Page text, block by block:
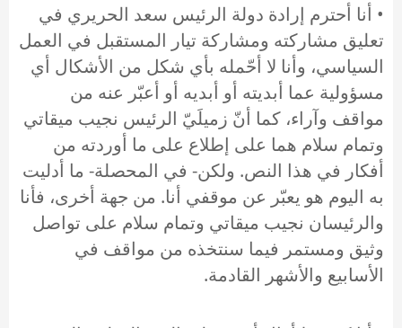
• أنا أحترم إرادة دولة الرئيس سعد الحريري في
تعليق مشاركته ومشاركة تيار المستقبل في العمل
السياسي، وأنا لا أحّمله بأي شكل من الأشكال أي
مسؤولية عما أبديته أو أبديه أو أعبّر عنه من
مواقف وآراء، كما أنّ زميلَيّ الرئيس نجيب ميقاتي
وتمام سلام هما على إطلاع على ما أوردته من
أفكار في هذا النص. ولكن- في المحصلة- ما أدليت
به اليوم هو يعبّر عن موقفي أنا. من جهة أخرى، فأنا
والرئيسان نجيب ميقاتي وتمام سلام على تواصل
وثيق ومستمر فيما سنتخذه من مواقف في
الأسابيع والأشهر القادمة.